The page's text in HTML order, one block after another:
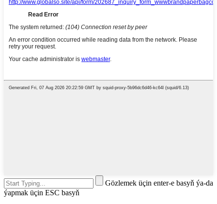
Gözlemek üçin enter-e basyň ýa-da
ýapmak üçin ESC basyň